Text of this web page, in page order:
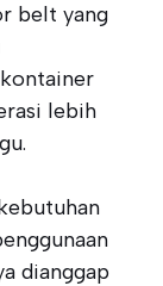
belt yang
lebih
dianggap